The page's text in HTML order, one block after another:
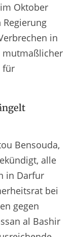
Oktober
Regierung
in
mutmaßlicher
für
Bensouda,
alle
in Darfur
bei
gegen
al Bashir